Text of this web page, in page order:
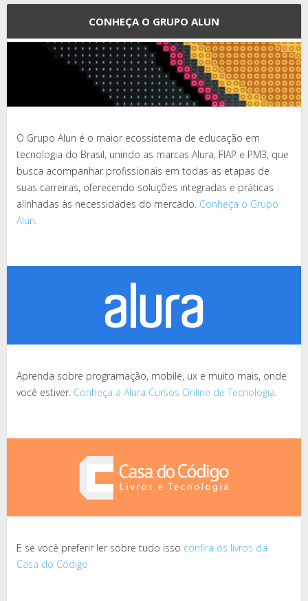
CONHEÇA O GRUPO ALUN
O Grupo Alun é o maior ecossistema de educação em
tecnologia do Brasil, unindo as marcas Alura, FIAP e PM3, que
busca acompanhar profissionais em todas as etapas de
suas carreiras, oferecendo soluções integradas e práticas
alinhadas às necessidades do mercado. Conheça o Grupo
Alun.
Aprenda sobre programação, mobile, ux e muito mais, onde
você estiver. Conheça a Alura Cursos Online de Tecnologia.
E se você preferir ler sobre tudo isso confira os livros da
Casa do Código